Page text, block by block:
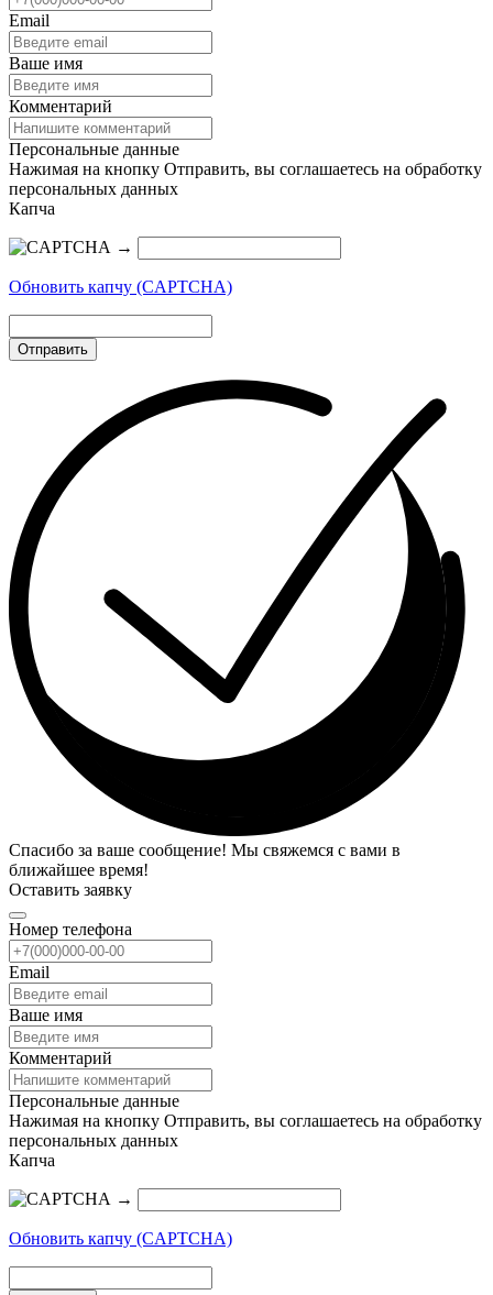
Email
Ваше имя
Комментарий
Персональные данные
Нажимая на кнопку Отправить, вы соглашаетесь на обработку
персональных данных
Капча
→
Обновить капчу (CAPTCHA)
Отправить
Спасибо за ваше сообщение! Мы свяжемся с вами в
ближайшее время!
Оставить заявку
Номер телефона
Email
Ваше имя
Комментарий
Персональные данные
Нажимая на кнопку Отправить, вы соглашаетесь на обработку
персональных данных
Капча
→
Обновить капчу (CAPTCHA)